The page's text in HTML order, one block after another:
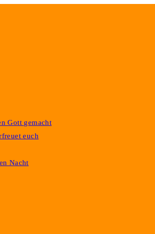
Gott gemacht
euch
Nacht